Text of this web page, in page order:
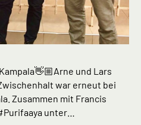
und Lars
war erneut bei
Zusammen mit Francis
unter…